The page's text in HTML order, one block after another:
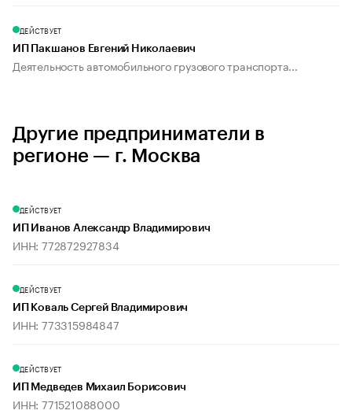
ДЕЙСТВУЕТ
ИП Пакшанов Евгений Николаевич
Деятельность автомобильного грузового транспорта...
Другие предприниматели в
регионе — г. Москва
ДЕЙСТВУЕТ
ИП Иванов Александр Владимирович
ИНН: 772872927834
ДЕЙСТВУЕТ
ИП Коваль Сергей Владимирович
ИНН: 773315984847
ДЕЙСТВУЕТ
ИП Медведев Михаил Борисович
ИНН: 771521088000